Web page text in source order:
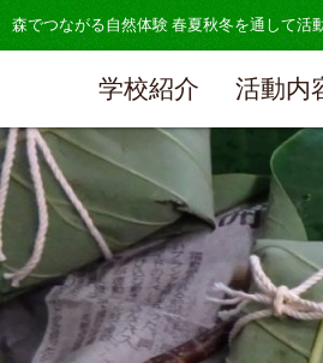
森でつながる自然体験 春夏秋冬を通して活
学校紹介 活動内